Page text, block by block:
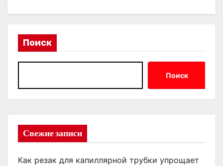
Поиск
Поиск
Свежие записи
Как резак для капиллярной трубки упрощает